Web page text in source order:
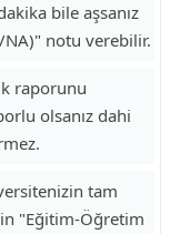
bile aşsanız
notu verebilir.
raporunu
olsanız dahi
tam
"Eğitim-Öğretim